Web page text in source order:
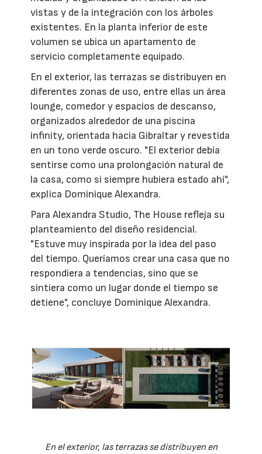
vistas y de la integración con los árboles
existentes. En la planta inferior de este
volumen se ubica un apartamento de
servicio completamente equipado.
En el exterior, las terrazas se distribuyen en
diferentes zonas de uso, entre ellas un área
lounge, comedor y espacios de descanso,
organizados alrededor de una piscina
infinity, orientada hacia Gibraltar y revestida
en un tono verde oscuro. "El exterior debía
sentirse como una prolongación natural de
la casa, como si siempre hubiera estado ahí",
explica Dominique Alexandra.
Para Alexandra Studio, The House refleja su
planteamiento del diseño residencial.
"Estuve muy inspirada por la idea del paso
del tiempo. Queríamos crear una casa que no
respondiera a tendencias, sino que se
sintiera como un lugar donde el tiempo se
detiene", concluye Dominique Alexandra.
En el exterior, las terrazas se distribuyen en